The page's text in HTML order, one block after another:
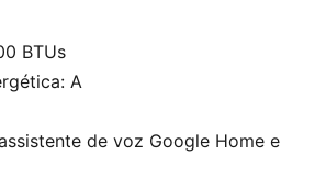
BTUs
A
de voz Google Home e